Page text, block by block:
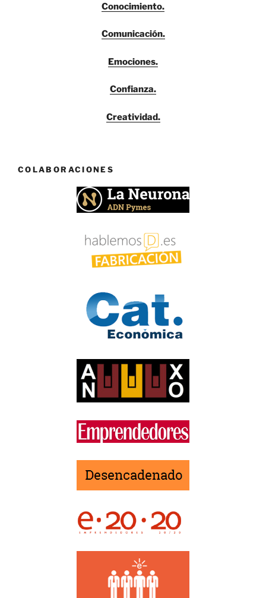
Conocimiento.
Comunicación.
Emociones.
Confianza.
Creatividad.
COLABORACIONES